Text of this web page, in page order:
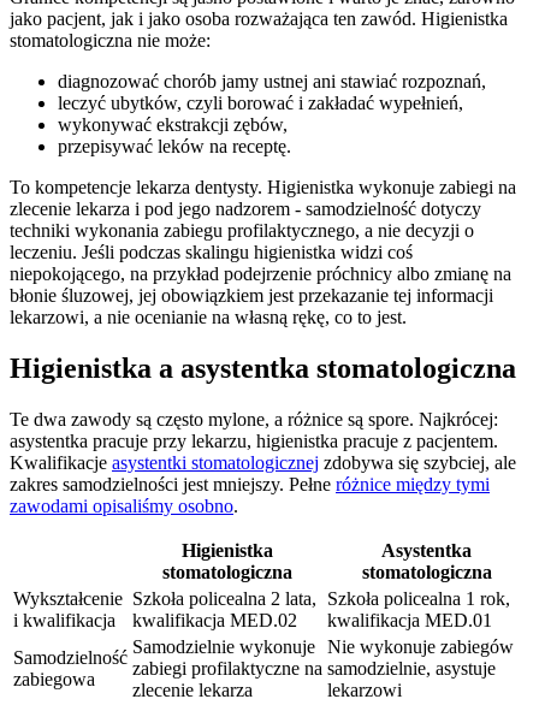
jako pacjent, jak i jako osoba rozważająca ten zawód. Higienistka
stomatologiczna nie może:
diagnozować chorób jamy ustnej ani stawiać rozpoznań,
leczyć ubytków, czyli borować i zakładać wypełnień,
wykonywać ekstrakcji zębów,
przepisywać leków na receptę.
To kompetencje lekarza dentysty. Higienistka wykonuje zabiegi na
zlecenie lekarza i pod jego nadzorem - samodzielność dotyczy
techniki wykonania zabiegu profilaktycznego, a nie decyzji o
leczeniu. Jeśli podczas skalingu higienistka widzi coś
niepokojącego, na przykład podejrzenie próchnicy albo zmianę na
błonie śluzowej, jej obowiązkiem jest przekazanie tej informacji
lekarzowi, a nie ocenianie na własną rękę, co to jest.
Higienistka a asystentka stomatologiczna
Te dwa zawody są często mylone, a różnice są spore. Najkrócej:
asystentka pracuje przy lekarzu, higienistka pracuje z pacjentem.
Kwalifikacje asystentki stomatologicznej zdobywa się szybciej, ale
zakres samodzielności jest mniejszy. Pełne różnice między tymi
zawodami opisaliśmy osobno.
Higienistka
stomatologiczna
Asystentka
stomatologiczna
Wykształcenie
i kwalifikacja
Szkoła policealna 2 lata,
kwalifikacja MED.02
Szkoła policealna 1 rok,
kwalifikacja MED.01
Samodzielność
zabiegowa
Samodzielnie wykonuje
zabiegi profilaktyczne na
zlecenie lekarza
Nie wykonuje zabiegów
samodzielnie, asystuje
lekarzowi